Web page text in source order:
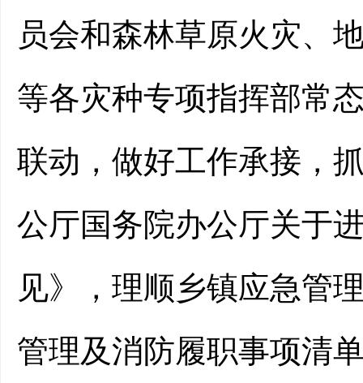
员会和森林草原火灾、
等各灾种专项指挥部常
联动， 做好工作承接，
公厅国务院办公厅关于
见》
，理顺乡镇应急管
管理及消防履职事项清